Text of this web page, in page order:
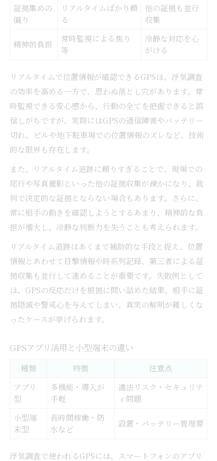
証拠集めの
偏り
リアルタイムばかり頼
る
他の証拠も並行
収集
精神的負担
常時監視による焦り
等
冷静な対応を心
がける
リアルタイムで位置情報が確認できるGPSは、浮気調査
の効率を高める一方で、思わぬ落とし穴があります。常
時監視できる安心感から、行動の全てを把握できると誤
信しがちですが、実際にはGPSの通信障害やバッテリー
切れ、ビルや地下駐車場での位置情報のズレなど、技術
的な限界も存在します。
また、リアルタイム追跡に頼りすぎることで、現場での
尾行や写真撮影といった他の証拠収集が疎かになり、裁
判で決定的な証拠とならない場合もあります。さらに、
常に相手の動きを確認しようとするあまり、精神的な負
担が増大し、冷静な判断力を失うことも考えられます。
リアルタイム追跡はあくまで補助的な手段と捉え、位置
情報とあわせて目撃情報や時系列記録、第三者による証
拠収集も並行して進めることが重要です。失敗例として
は、GPSの反応だけを根拠に問い詰めた結果、相手に証
拠隠滅や警戒心を与えてしまい、真実の解明が難しくな
ったケースが挙げられます。
GPSアプリ活用と小型端末の違い
種類 特徴
注意点
アプリ
型
多機能・導入が
手軽
違法リスク・セキュリテ
ィ問題
小型端
末型
長時間稼働・防
水など
設置・バッテリー管理要
浮気調査で使われるGPSには、スマートフォンのアプリ